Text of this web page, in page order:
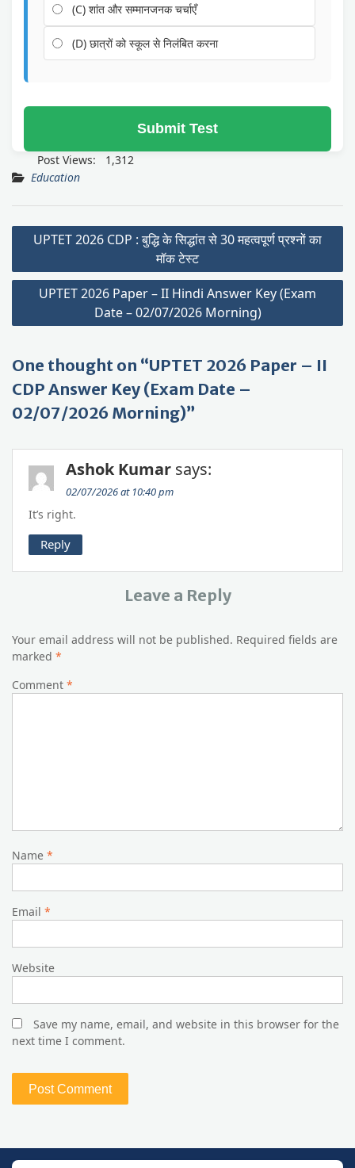
(C) शांत और सम्मानजनक चर्चाएँ
(D) छात्रों को स्कूल से निलंबित करना
Submit Test
Post Views:
1,312
Education
Post
UPTET 2026 CDP : बुद्धि के सिद्धांत से 30 महत्वपूर्ण प्रश्नों का
मॉक टेस्ट
UPTET 2026 Paper – II Hindi Answer Key (Exam
Date – 02/07/2026 Morning)
One thought on “UPTET 2026 Paper – II
CDP Answer Key (Exam Date –
02/07/2026 Morning)”
Ashok Kumar says:
02/07/2026 at 10:40 pm
It’s right.
Reply
Leave a Reply
Your email address will not be published. Required fields are
marked *
Comment *
Name *
Email *
Website
Save my name, email, and website in this browser for the
next time I comment.